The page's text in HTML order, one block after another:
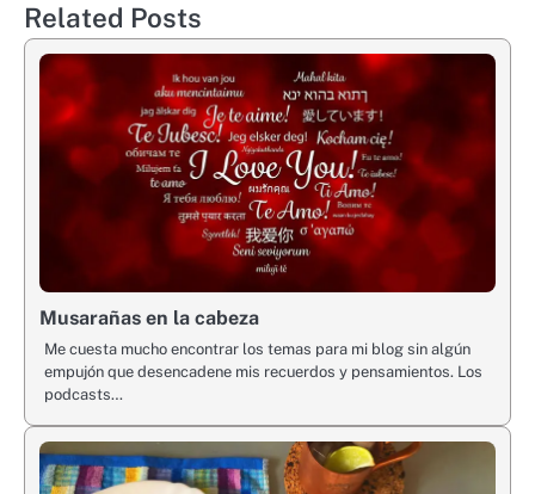
Related Posts
Musarañas en la cabeza
Me cuesta mucho encontrar los temas para mi blog sin algún
empujón que desencadene mis recuerdos y pensamientos. Los
podcasts…